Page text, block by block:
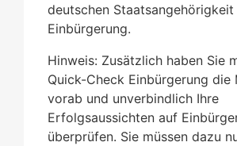
deutschen
Einbürgerung.
Hinweis: Zusätzlich haben Sie
Quick-Check Einbürgerung die
vorab und unverbindlich Ihre
Erfolgsaussichten auf
überprüfen. Sie müssen dazu